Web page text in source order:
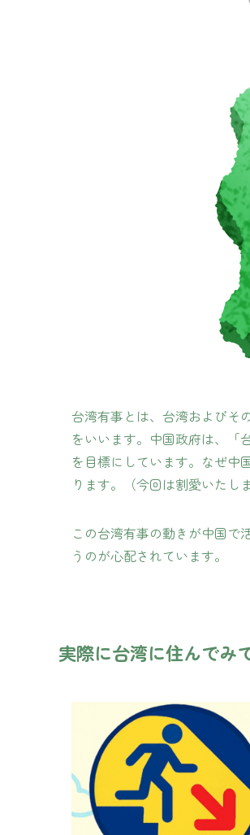
台湾有事とは、台湾およびそ
をいいます。中国政府は、「
を目標にしています。なぜ中
ります。（今回は割愛いたしま
この台湾有事の動きが中国で
うのが心配されています。
実際に台湾に住んでみ